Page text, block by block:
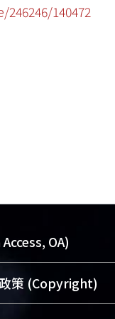
140472
OA)
度提升資訊取用性
術研究上是透過將
策 (Copyright)